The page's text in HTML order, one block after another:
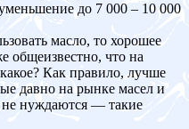
до 7 000 – 10 000
масло, то хорошее
общеизвестно, что на
Как правило, лучше
давно на рынке масел и
не нуждаются — такие